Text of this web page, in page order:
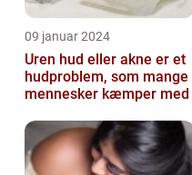
09 januar 2024
Uren hud eller akne er et
hudproblem, som mange
mennesker kæmper med